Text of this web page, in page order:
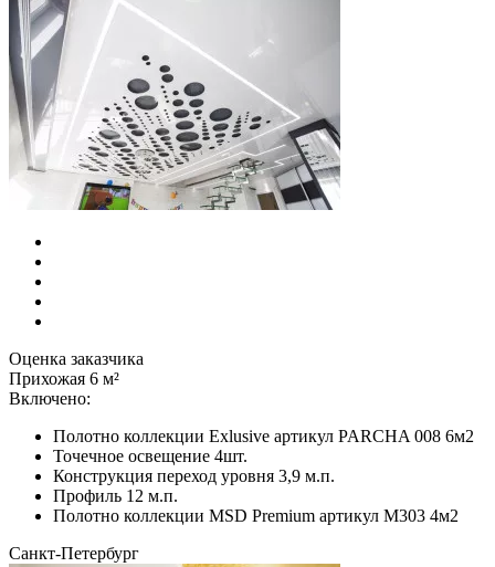
Оценка заказчика
Прихожая 6 м²
Включено:
Полотно коллекции Exlusive артикул PARCHA 008 6м2
Точечное освещение 4шт.
Конструкция переход уровня 3,9 м.п.
Профиль 12 м.п.
Полотно коллекции MSD Premium артикул М303 4м2
Санкт-Петербург